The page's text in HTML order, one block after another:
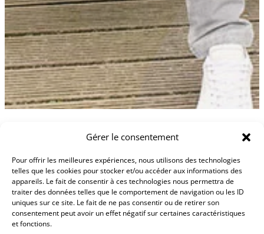
Gérer le consentement
Pour offrir les meilleures expériences, nous utilisons des technologies
telles que les cookies pour stocker et/ou accéder aux informations des
appareils. Le fait de consentir à ces technologies nous permettra de
traiter des données telles que le comportement de navigation ou les ID
uniques sur ce site. Le fait de ne pas consentir ou de retirer son
consentement peut avoir un effet négatif sur certaines caractéristiques
et fonctions.
Le Lido à Vevey, une
histoire de famille
depuis 1870
Le Lido offre, en exclusivité, plusieurs marques textile de renom
et propose un choix de vêtements ville ou sportswear pour toute